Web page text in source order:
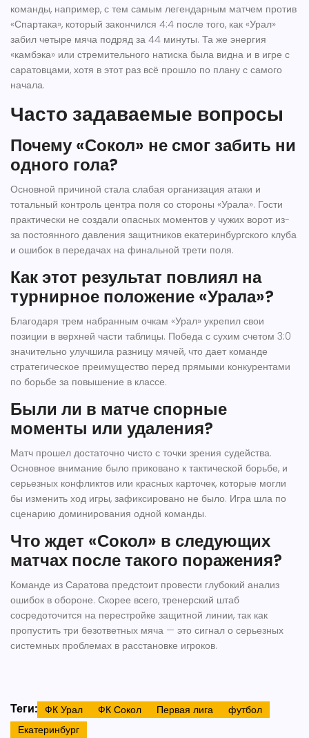
команды, например, с тем самым легендарным матчем против
«Спартака», который закончился 4:4 после того, как «Урал»
забил четыре мяча подряд за 44 минуты. Та же энергия
«камбэка» или стремительного натиска была видна и в игре с
саратовцами, хотя в этот раз всё прошло по плану с самого
начала.
Часто задаваемые вопросы
Почему «Сокол» не смог забить ни
одного гола?
Основной причиной стала слабая организация атаки и
тотальный контроль центра поля со стороны «Урала». Гости
практически не создали опасных моментов у чужих ворот из-
за постоянного давления защитников екатеринбургского клуба
и ошибок в передачах на финальной трети поля.
Как этот результат повлиял на
турнирное положение «Урала»?
Благодаря трем набранным очкам «Урал» укрепил свои
позиции в верхней части таблицы. Победа с сухим счетом 3:0
значительно улучшила разницу мячей, что дает команде
стратегическое преимущество перед прямыми конкурентами
по борьбе за повышение в классе.
Были ли в матче спорные
моменты или удаления?
Матч прошел достаточно чисто с точки зрения судейства.
Основное внимание было приковано к тактической борьбе, и
серьезных конфликтов или красных карточек, которые могли
бы изменить ход игры, зафиксировано не было. Игра шла по
сценарию доминирования одной команды.
Что ждет «Сокол» в следующих
матчах после такого поражения?
Команде из Саратова предстоит провести глубокий анализ
ошибок в обороне. Скорее всего, тренерский штаб
сосредоточится на перестройке защитной линии, так как
пропустить три безответных мяча — это сигнал о серьезных
системных проблемах в расстановке игроков.
Теги: ФК Урал ФК Сокол Первая лига
футбол
Екатеринбург